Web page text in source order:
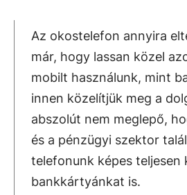
Az okostelefon annyira
már, hogy lassan közel
mobilt használunk, mint
innen közelítjük meg a
abszolút nem meglepő,
és a pénzügyi szektor
telefonunk képes teljesen
bankkártyánkat is.